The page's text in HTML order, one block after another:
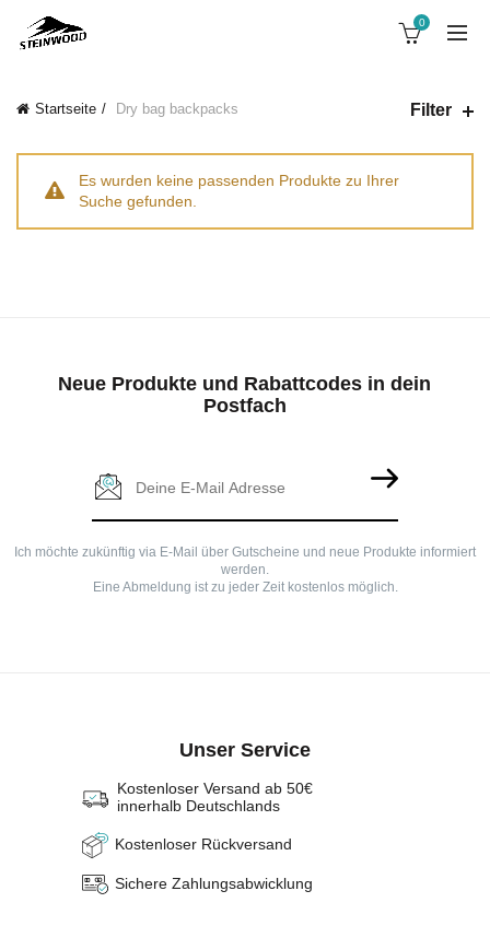
0
Startseite Dry bag backpacks Filter
Es wurden keine passenden Produkte zu Ihrer
Suche gefunden.
Neue Produkte und Rabattcodes in dein
Postfach
Ich möchte zukünftig via E-Mail über Gutscheine und neue Produkte informiert
werden.
Eine Abmeldung ist zu jeder Zeit kostenlos möglich.
Unser Service
Kostenloser Versand ab 50€
innerhalb Deutschlands
Kostenloser Rückversand
Sichere Zahlungsabwicklung